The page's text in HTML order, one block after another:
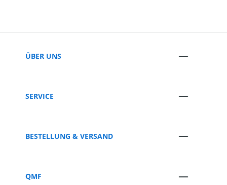
ÜBER UNS
SERVICE
BESTELLUNG & VERSAND
QMF